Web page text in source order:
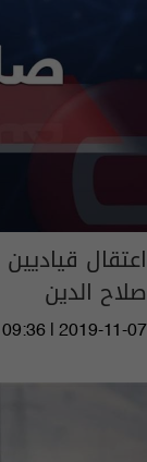
اعتقال
صلاح الدين
09:36 | 2019-11-07